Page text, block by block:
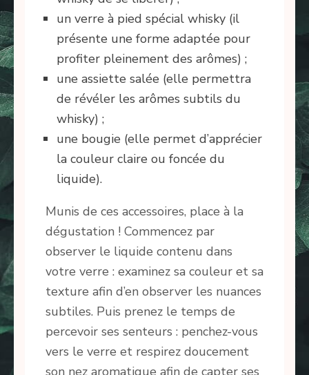
un verre à pied spécial whisky (il
présente une forme adaptée pour
profiter pleinement des arômes) ;
une assiette salée (elle permettra
de révéler les arômes subtils du
whisky) ;
une bougie (elle permet d’apprécier
la couleur claire ou foncée du
liquide).
Munis de ces accessoires, place à la
dégustation ! Commencez par
observer le liquide contenu dans
votre verre : examinez sa couleur et sa
texture afin d’en observer les nuances
subtiles. Puis prenez le temps de
percevoir ses senteurs : penchez-vous
vers le verre et respirez doucement
son nez aromatique afin de capter ses